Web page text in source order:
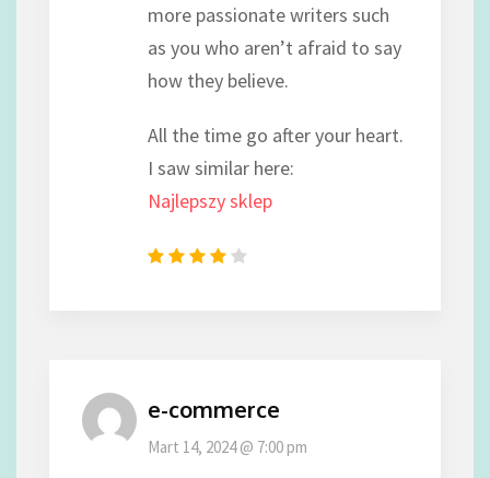
more passionate writers such
as you who aren’t afraid to say
how they believe.
All the time go after your heart.
I saw similar here:
Najlepszy sklep
e-commerce
Mart 14, 2024 @ 7:00 pm